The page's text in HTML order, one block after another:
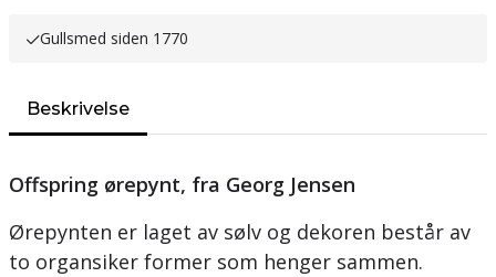
Gullsmed siden 1770
Beskrivelse
Offspring ørepynt, fra Georg Jensen
Ørepynten er laget av sølv og dekoren består av
to organsiker former som henger sammen.